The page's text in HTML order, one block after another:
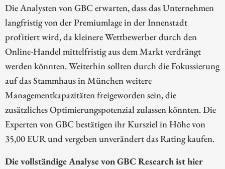
Die Analysten von GBC erwarten, dass das Unternehmen
langfristig von der Premiumlage in der Innenstadt
profitiert wird, da kleinere Wettbewerber durch den
Online-Handel mittelfristig aus dem Markt verdrängt
werden könnten. Weiterhin sollten durch die Fokussierung
auf das Stammhaus in München weitere
Managementkapazitäten freigeworden sein, die
zusätzliches Optimierungspotenzial zulassen könnten. Die
Experten von GBC bestätigen ihr Kursziel in Höhe von
35,00 EUR und vergeben unverändert das Rating kaufen.
Die vollständige Analyse von GBC Research ist hier